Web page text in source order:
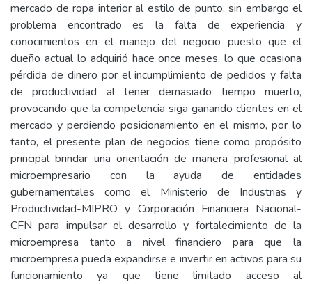
mercado de ropa interior al estilo de punto, sin embargo el
problema encontrado es la falta de experiencia y
conocimientos en el manejo del negocio puesto que el
dueño actual lo adquirió hace once meses, lo que ocasiona
pérdida de dinero por el incumplimiento de pedidos y falta
de productividad al tener demasiado tiempo muerto,
provocando que la competencia siga ganando clientes en el
mercado y perdiendo posicionamiento en el mismo, por lo
tanto, el presente plan de negocios tiene como propósito
principal brindar una orientación de manera profesional al
microempresario con la ayuda de entidades
gubernamentales como el Ministerio de Industrias y
Productividad-MIPRO y Corporación Financiera Nacional-
CFN para impulsar el desarrollo y fortalecimiento de la
microempresa tanto a nivel financiero para que la
microempresa pueda expandirse e invertir en activos para su
funcionamiento ya que tiene limitado acceso al